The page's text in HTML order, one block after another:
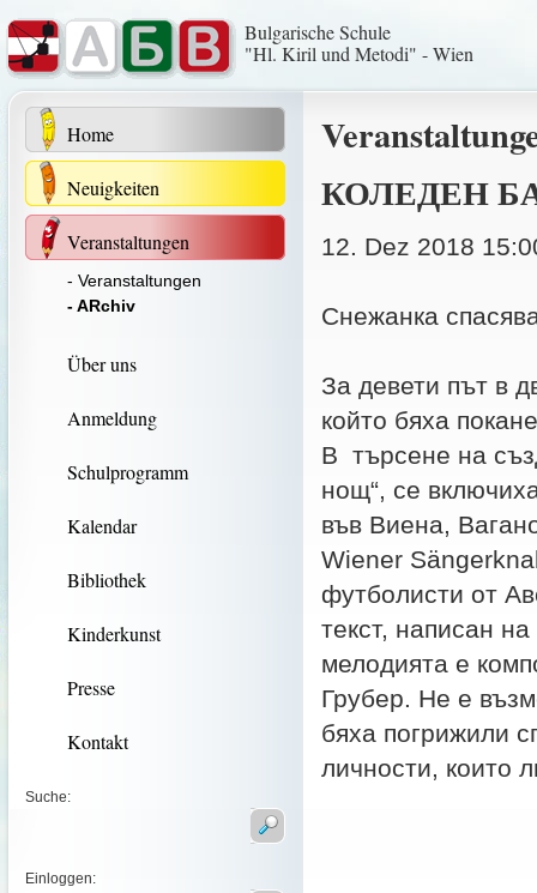
Bulgarische Schule
"Hl. Kiril und Metodi" - Wien
Home
Neuigkeiten
Veranstaltungen
- Veranstaltungen
- ARchiv
Über uns
Anmeldung
Schulprogramm
Kalendar
Bibliothek
Kinderkunst
Presse
Kontakt
Suche:
Einloggen:
КОЛЕДЕН
12. Dez 2018
Снежанка
За девети път в
който бяха
В търсене на
нощ“, се
във Виена,
Wiener
футболисти от
текст, написан
мелодията е
Грубер. Не е
бяха погрижили
личности, които